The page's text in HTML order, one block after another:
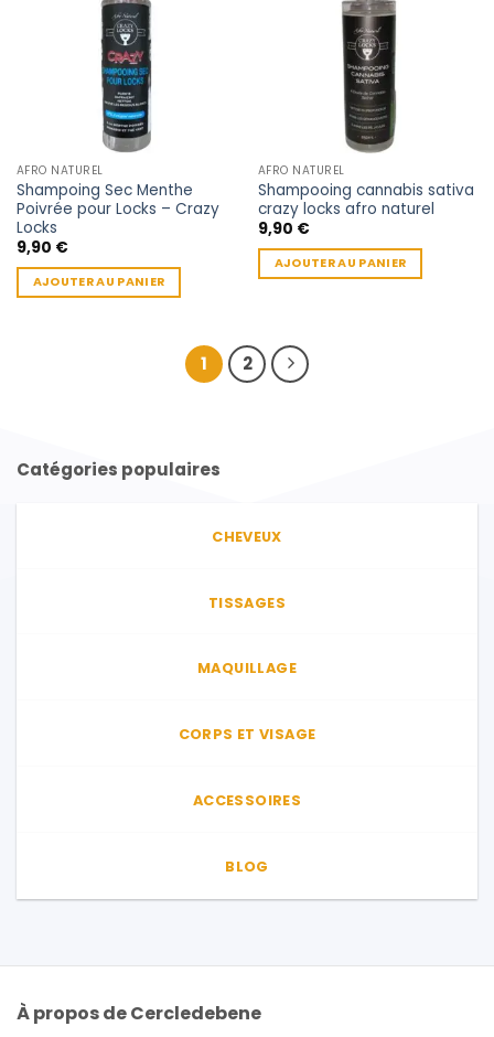
AFRO NATUREL
Shampoing Sec Menthe
Poivrée pour Locks – Crazy
Locks
9,90 €
AJOUTER AU PANIER
AFRO NATUREL
Shampooing cannabis sativa
crazy locks afro naturel
9,90 €
AJOUTER AU PANIER
1 2
Catégories populaires
CHEVEUX
TISSAGES
MAQUILLAGE
CORPS ET VISAGE
ACCESSOIRES
BLOG
À propos de Cercledebene